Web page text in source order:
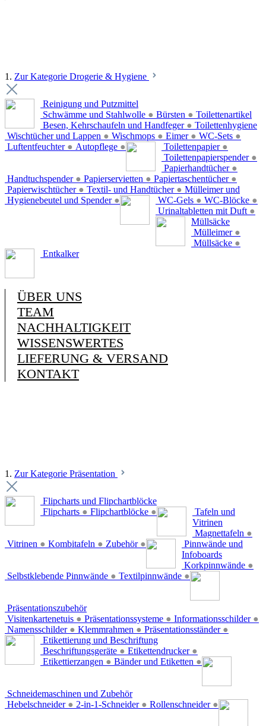
1. Zur Kategorie Drogerie & Hygiene
Reinigung und Putzmittel
Schwämme und Stahlwolle ● Bürsten ●
Besen, Kehrschaufeln und Handfeger ●
Wischtücher und Lappen ● Wischmops ● Eimer ● WC-Sets ●
Luftentfeuchter ● Autopflege ●
Toilettenartikel
Toilettenpapier ●
Toilettenpapierspender ●
Papierhandtücher ●
Handtuchspender ● Papierservietten ● Papiertaschentücher ●
Papierwischtücher ● Textil- und Handtücher ●
Hygienebeutel und Spender ●
Toilettenhygiene
WC-Gels ● WC-Blöcke ●
Urinaltabletten mit Duft ●
Mülleimer und
Müllsäcke
Mülleimer ●
Müllsäcke ●
Entkalker
ÜBER UNS
TEAM
NACHHALTIGKEIT
WISSENSWERTES
LIEFERUNG & VERSAND
KONTAKT
1. Zur Kategorie Präsentation
Flipcharts und Flipchartblöcke
Flipcharts ● Flipchartblöcke ●
Tafeln und
Vitrinen
Magnettafeln ●
Vitrinen ● Kombitafeln ● Zubehör ●
Pinnwände und
Infoboards
Korkpinnwände ●
Selbstklebende Pinnwände ● Textilpinnwände ●
Präsentationszubehör
Visitenkartenetuis ● Präsentationssysteme ● Informationsschilder ●
Namensschilder ● Klemmrahmen ● Präsentationsständer ●
Etikettierung und Beschriftung
Beschriftungsgeräte ● Etikettendrucker ●
Etikettierzangen ● Bänder und Etiketten ●
Schneidemaschinen und Zubehör
Hebelschneider ● 2-in-1-Schneider ● Rollenschneider ●